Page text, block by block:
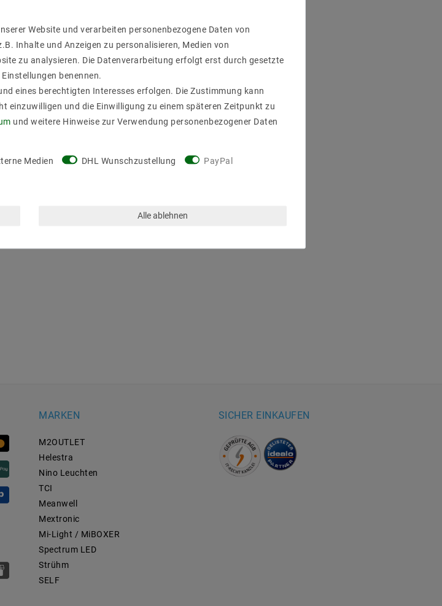
MARKEN
M2OUTLET
Helestra
Nino Leuchten
TCI
Meanwell
Mextronic
Mi-Light / MiBOXER
Spectrum LED
Strühm
SELF
SICHER EINKAUFEN
Website und verarbeiten personenbezogene Daten von
Inhalte und Anzeigen zu personalisieren, Medien von
zu analysieren. Die Datenverarbeitung erfolgt erst durch gesetzte
benennen.
eines berechtigten Interesses erfolgen. Die Zustimmung kann
einzuwilligen und die Einwilligung zu einem späteren Zeitpunkt zu
und weitere Hinweise zur Verwendung personenbezogener Daten
Medien DHL Wunschzustellung PayPal
Alle ablehnen